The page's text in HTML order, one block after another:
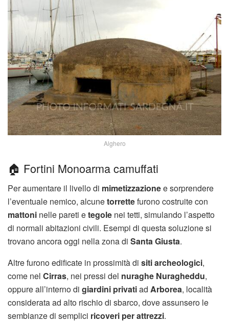
Alghero
🏠 Fortini Monoarma camuffati
Per aumentare il livello di mimetizzazionee sorprendere
l’eventuale nemico, alcunetorrettefurono costruite con
mattoni nelle pareti etegole nei tetti, simulando l’aspetto
di normali abitazioni civili. Esempi di questa soluzione si
trovano ancora oggi nella zona di Santa Giusta.
Altre furono edificate in prossimità di siti archeologici,
come nel Cirras, nei pressi del nuraghe Nuragheddu,
oppure all’interno di giardini privatiad Arborea, località
considerata ad alto rischio di sbarco, dove assunsero le
sembianze di semplici ricoveri per attrezzi.